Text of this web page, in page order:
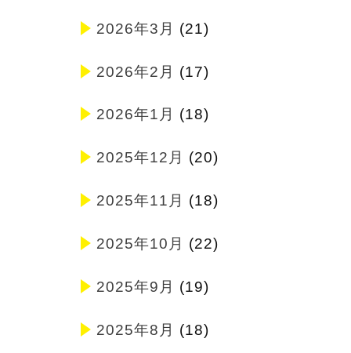
2026年3月 (21)
2026年2月 (17)
2026年1月 (18)
2025年12月 (20)
2025年11月 (18)
2025年10月 (22)
2025年9月 (19)
2025年8月 (18)